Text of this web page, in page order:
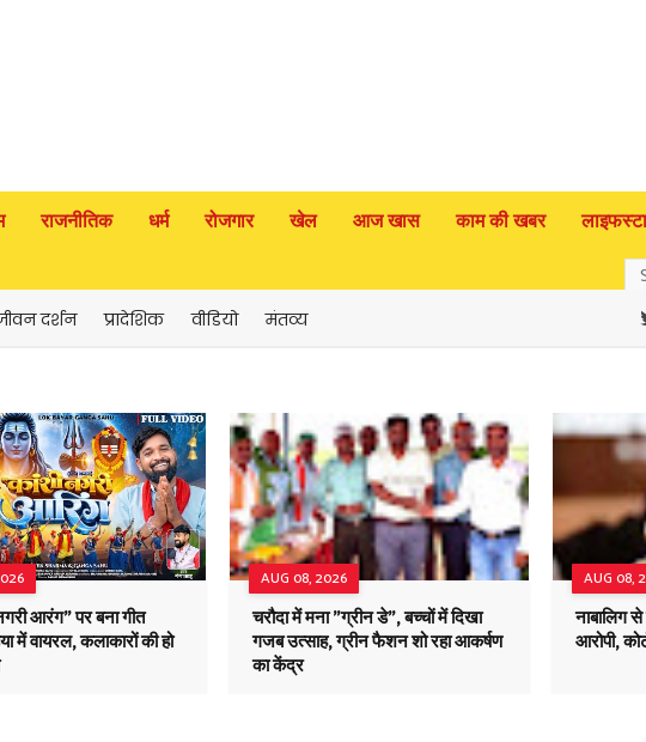
राजनीतिक धर्म रोजगार खेल आज खास काम की खबर
दर्शन प्रादेशिक वीडियो मंतव्य
आरंग" पर बना गीत
में वायरल, कलाकारों की हो
AUG 08, 2026
चरौदा में मना "ग्रीन डे", बच्चों में दिखा
गजब उत्साह, ग्रीन फैशन शो रहा आकर्षण
का केंद्र
AUG 08,
नाबालिग
आरोपी,